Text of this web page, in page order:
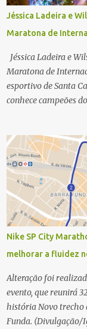
Jéssica Ladeira e
Maratona de
Jéssica Ladeira e
Maratona de
esportivo de Santa
conhece campeões
Floripa Fibra 2025.
os campeões dos 21
Catarina. A mineira
foram os
recorde da prova.
os 42,195 km da
na Avenida Beira-
Trapiche, começam
brasileiras deste
2025 reúne um total
Nike SP City
melhorar a fluidez
Alteração foi
evento, que reunirá
história Novo trecho
Funda. (Divulgação/